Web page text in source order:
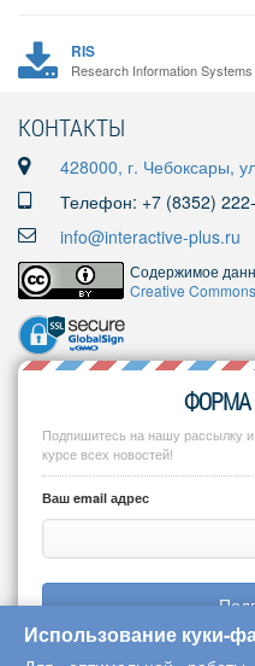
RIS
Research Information
КОНТАКТЫ
428000, г. Чебоксары,
Телефон: +7 (8352)
info@interactive-plus.ru
Содержимое
Creative
ФОРМА
Подпишитесь на нашу рассылку и
курсе всех новостей!
Ваш email адрес
Использование куки-